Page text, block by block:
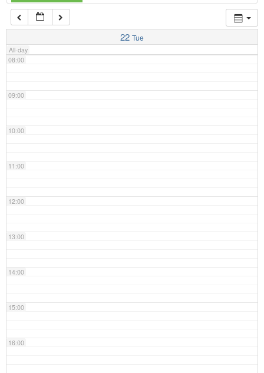
22 Tue
All-day
07:00
08:00
09:00
10:00
11:00
12:00
13:00
14:00
15:00
16:00